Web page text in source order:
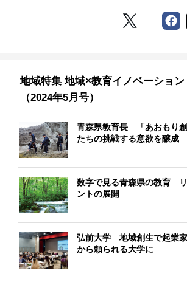
地域特集 地域×教育イノベーション
（2024年5月号）
青森県教育長 「あおもり
たちの挑戦する意欲を醸成
数字で見る青森県の教育
ントの展開
弘前大学 地域創生で起業
から頼られる大学に